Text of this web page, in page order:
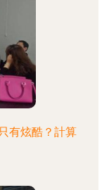
有炫酷？計算